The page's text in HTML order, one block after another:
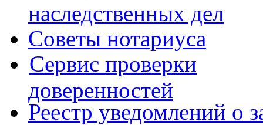
наследственных дел
Советы нотариуса
Сервис проверки
доверенностей
Реестр уведомлений о